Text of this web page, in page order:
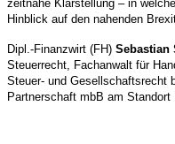
zeitnahe Klarstellung – in
Hinblick auf den nahenden
Dipl.-Finanzwirt (FH) Sebastian
Steuerrecht, Fachanwalt für
Steuer- und Gesellschaftsrecht
Partnerschaft mbB am Standort